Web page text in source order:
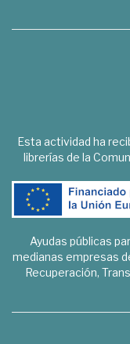
Esta actividad ha
librerías de la
Ayudas públicas
medianas empresas
Recuperación,